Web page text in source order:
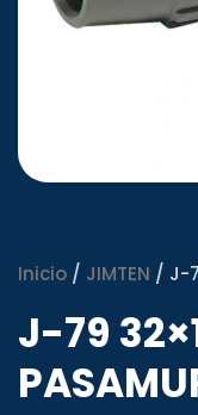
Inicio / JIMTEN / J-
J-79